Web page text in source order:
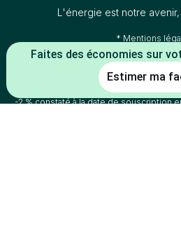
Faites des économies sur
Estimer ma
L'énergie est notre
* Mentions
-5 % constaté à la date de souscription
(tarif réglementé de vente en vigueur au
Mon électricité française
de la part de l'électricité)
-2 % constaté à la date de souscription